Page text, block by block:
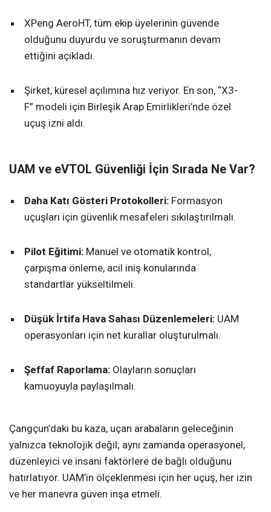
XPeng AeroHT, tüm ekip üyelerinin güvende
olduğunu duyurdu ve soruşturmanın devam
ettiğini açıkladı.
Şirket, küresel açılımına hız veriyor. En son, “X3-
F” modeli için Birleşik Arap Emirlikleri’nde özel
uçuş izni aldı.
UAM ve eVTOL Güvenliği İçin Sırada Ne Var?
Daha Katı Gösteri Protokolleri: Formasyon
uçuşları için güvenlik mesafeleri sıkılaştırılmalı.
Pilot Eğitimi: Manuel ve otomatik kontrol,
çarpışma önleme, acil iniş konularında
standartlar yükseltilmeli.
Düşük İrtifa Hava Sahası Düzenlemeleri: UAM
operasyonları için net kurallar oluşturulmalı.
Şeffaf Raporlama: Olayların sonuçları
kamuoyuyla paylaşılmalı.
Çangçun’daki bu kaza, uçan arabaların geleceğinin
yalnızca teknolojik değil; aynı zamanda operasyonel,
düzenleyici ve insani faktörlere de bağlı olduğunu
hatırlatıyor. UAM’in ölçeklenmesi için her uçuş, her izin
ve her manevra güven inşa etmeli.